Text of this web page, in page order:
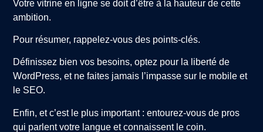
Votre vitrine en ligne se doit d’être à la hauteur de cette
ambition.
Pour résumer, rappelez-vous des points-clés.
Définissez bien vos besoins, optez pour la liberté de
WordPress, et ne faites jamais l’impasse sur le mobile et
le SEO.
Enfin, et c’est le plus important : entourez-vous de pros
qui parlent votre langue et connaissent le coin.